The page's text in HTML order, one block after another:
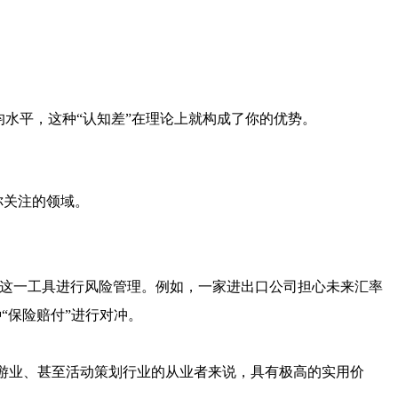
平，这种“认知差”在理论上就构成了你的优势。
注的领域。
一工具进行风险管理。例如，一家进出口公司担心未来汇率
险赔付”进行对冲。
业、甚至活动策划行业的从业者来说，具有极高的实用价